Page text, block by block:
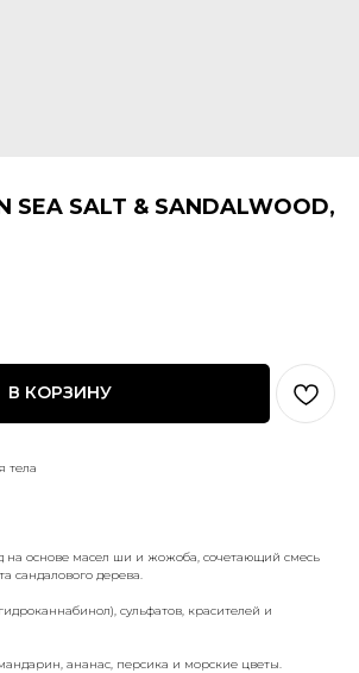
SEA SALT & SANDALWOOD,
В КОРЗИНУ
тела
на основе масел ши и жожоба, сочетающий смесь
сандалового дерева.
сульфатов, красителей и
ананас, персика и морские цветы.